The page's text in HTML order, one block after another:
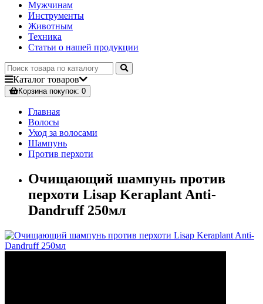
Мужчинам
Инструменты
Животным
Техника
Статьи о нашей продукции
Каталог товаров
Корзинапокупок: 0
Главная
Волосы
Уход за волосами
Шампунь
Против перхоти
Очищающий шампунь против
перхоти Lisap Keraplant Anti-
Dandruff 250мл